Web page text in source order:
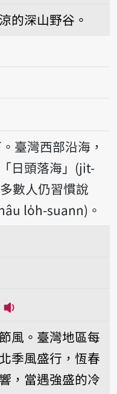
的深山野谷。
讀lo̍h-suann
臺灣西部沿海，
日頭落海」(ji̍t-
數人仍習慣說
lo̍h-suann)。
風。臺灣地區每
季風盛行，恆春
，當遇強盛的冷